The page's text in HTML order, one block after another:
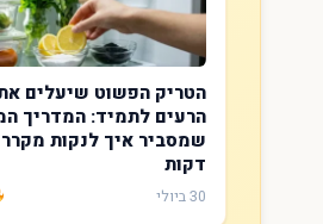
הטריק הפשוט שיעלים
הרעים לתמיד: המדריך
שמסביר איך לנקות
דקות
30 ביולי